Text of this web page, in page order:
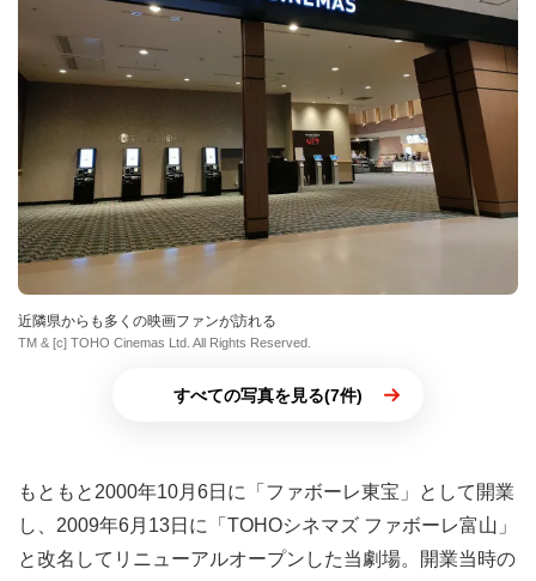
近隣県からも多くの映画ファンが訪れる
TM & [c] TOHO Cinemas Ltd. All Rights Reserved.
すべての写真を見る(7件)
もともと2000年10月6日に「ファボーレ東宝」として開業
し、2009年6月13日に「TOHOシネマズ ファボーレ富山」
と改名してリニューアルオープンした当劇場。開業当時の